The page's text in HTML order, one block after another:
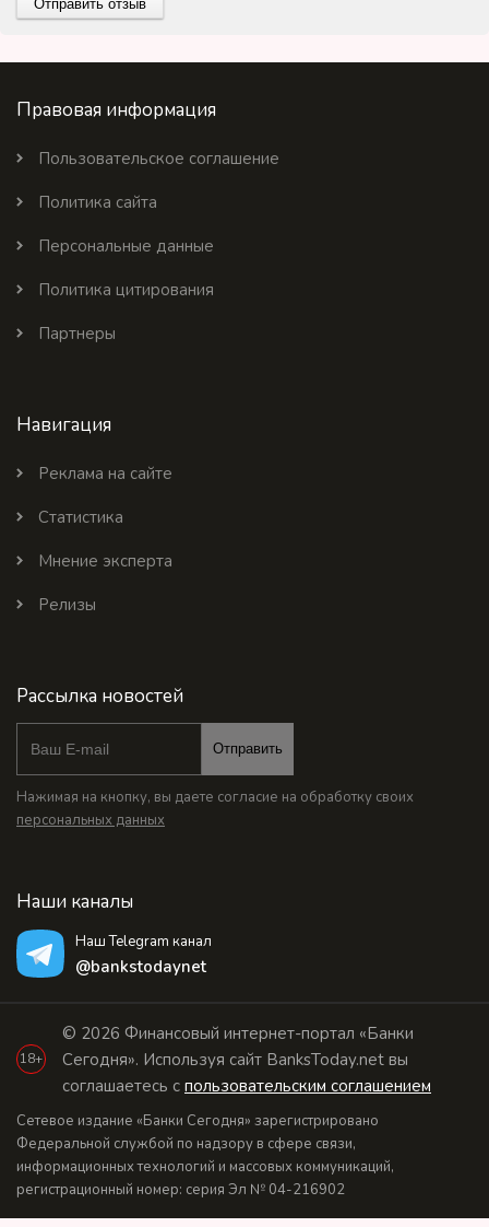
Правовая информация
Пользовательское соглашение
Политика сайта
Персональные данные
Политика цитирования
Партнеры
Навигация
Реклама на сайте
Статистика
Мнение эксперта
Релизы
Рассылка новостей
Отправить
Нажимая на кнопку, вы даете согласие на обработку своих
персональных данных
Наши каналы
Наш Telegram канал
@bankstodaynet
18+
© 2026 Финансовый интернет-портал «Банки
Сегодня». Используя сайт BanksToday.net вы
соглашаетесь с пользовательским соглашением
Сетевое издание «Банки Сегодня» зарегистрировано
Федеральной службой по надзору в сфере связи,
информационных технологий и массовых коммуникаций,
регистрационный номер: серия Эл № 04-216902